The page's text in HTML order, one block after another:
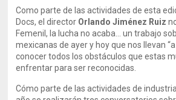
Como parte de las actividades de esta
Docs, el director Orlando Jiménez Ruiz
Femenil, la lucha no acaba… un trabajo
mexicanas de ayer y hoy que nos llevan
conocer todos los obstáculos que estas
enfrentar para ser reconocidas.
Cómo parte de las actividades de